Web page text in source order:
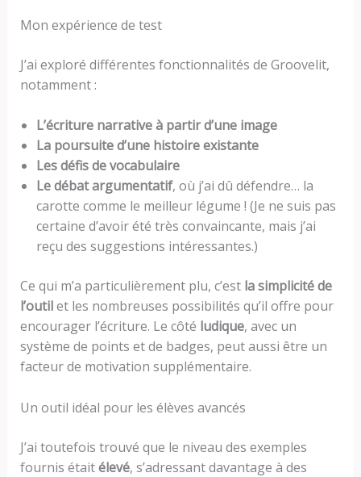
Mon expérience de test
J’ai exploré différentes fonctionnalités de Groovelit,
notamment :
L’écriture narrative à partir d’une image
La poursuite d’une histoire existante
Les défis de vocabulaire
Le débat argumentatif, où j’ai dû défendre… la
carotte comme le meilleur légume ! (Je ne suis pas
certaine d’avoir été très convaincante, mais j’ai
reçu des suggestions intéressantes.)
Ce qui m’a particulièrement plu, c’est la simplicité de
l’outilet les nombreuses possibilités qu’il offre pour
encourager l’écriture. Le côté ludique, avec un
système de points et de badges, peut aussi être un
facteur de motivation supplémentaire.
Un outil idéal pour les élèves avancés
J’ai toutefois trouvé que le niveau des exemples
fournis étaitélevé, s’adressant davantage à des